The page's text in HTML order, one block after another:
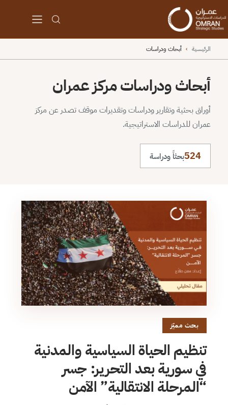
الرئيسية › أبحاث ودراسات
أبحاث ودراسات مركز عمران
أوراق بحثية وتقارير ودراسات وتقديرات موقف تصدر عن مركز
عمران للدراسات الاستراتيجية.
524بحثاً ودراسة
بحث مميّز
تنظيم الحياة السياسية والمدنية
في سورية بعد التحرير: جسر
“المرحلة الانتقالية” الآمن